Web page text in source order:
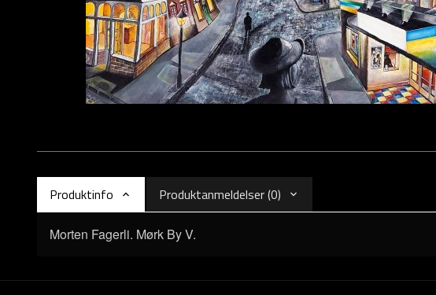
Produktinfo Produktanmeldelser (0)
Morten Fagerli. Mørk By V.